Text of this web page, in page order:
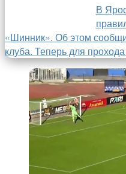
В
«Шинник». Об этом
клуба. Теперь для